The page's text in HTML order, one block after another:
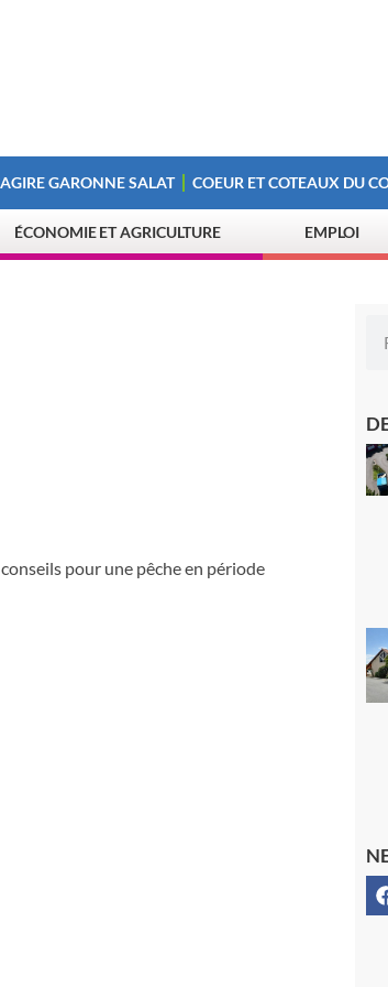
GARONNE SALAT COEUR ET COTEAUX DU
ÉCONOMIE ET AGRICULTURE EMPLOI
pour une pêche en période